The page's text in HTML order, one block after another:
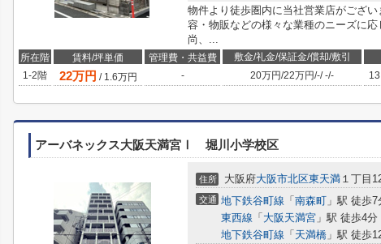
物件より徒歩圏内に当社営業店がござ
容・物販などの様々な業種のニーズに応
尚、...
所在階 賃料/坪単価 管理費・共益費 敷金/礼金/保証金/償却/敷引
1-2階
22万円 / 1.6万円 - 20万円/22万円/-/-/-
アーバネックス大阪天満宮Ⅰ 堀川小学校区
住所 大阪府大阪市北区東天満 １丁目
交通 地下鉄谷町線 「 南森町 」駅 徒歩7
東西線 「 大阪天満宮 」駅 徒歩4分
地下鉄谷町線 「 天満橋 」駅 徒歩